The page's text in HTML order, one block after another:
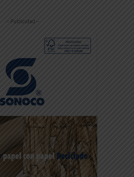
-- Publicidad --